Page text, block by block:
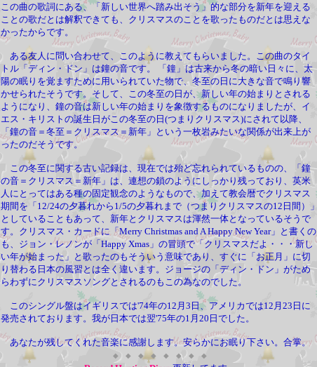
この曲の歌詞にある、「新しい世界へ踏み出そう」的な部分を新年を迎える
ことの歌だとは解釈できても、クリスマスのことを歌ったものだとは思えな
かったからです。
ある友人に問い合わせて、このように教えてもらいました。この曲のタイ
トル「ディン・ドン」は鐘の音です。 「鐘」は古来から冬の暗い日々に、太
陽の眠りを覚ますために用いられていた物で、冬至の日に大きな音で鳴り響
かせられたそうです。そして、この冬至の日が、新しい年の始まりとされる
ようになり、鐘の音は新しい年の始まりを象徴するものになりましたが、イ
エス・キリストの誕生日がこの冬至の日(つまりクリスマス)にされて以降、
「鐘の音＝冬至＝クリスマス＝新年」という一枚岩みたいな関係が出来上が
ったのだそうです。
この冬至に関する古い記録は、現在では殆ど忘れられているものの、「鐘
の音＝クリスマス＝新年」は、連想の鎖のようにしっかり残っており、英米
人にとってはある種の固定観念のようなもので、加えて教会暦でクリスマス
期間を「12/24の夕暮れから1/5の夕暮れまで（つまりクリスマスの12日間）
としていることもあって、新年とクリスマスは渾然一体となっているそうで
す。クリスマス・カードに「Merry Christmas and A Happy New Year」と書くの
も、ジョン・レノンが「Happy Xmas」の冒頭で「クリスマスだよ・・・新し
い年が始まった」と歌ったのもそういう意味であり、すぐに「お正月」に切
り替わる日本の風習とは全く違います。ジョージの「ディン・ドン」がため
らわずにクリスマスソングとされるのもこの為なのでした。
このシングル盤はイギリスでは'74年の12月3日、アメリカでは12月23日に
発売されております。我が日本では翌'75年の1月20日でした。
あなたが残してくれた音楽に感謝します。安らかにお眠り下さい。合掌。
◆ ◆ ◆ ◆ ◆ ◆ ◆ ◆